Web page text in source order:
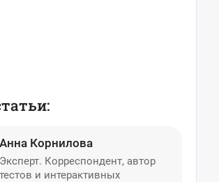
Анна Корнилова
Эксперт. Корреспондент, автор
тестов и интерактивных